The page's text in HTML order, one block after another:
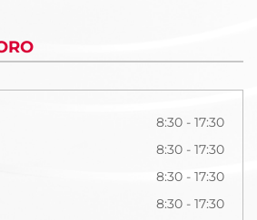
8:30 - 17:30
8:30 - 17:30
8:30 - 17:30
8:30 - 17:30